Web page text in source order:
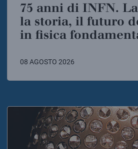
75 anni di INFN. La comunità,
la storia, il futuro
in fisica
08 AGOSTO 2026